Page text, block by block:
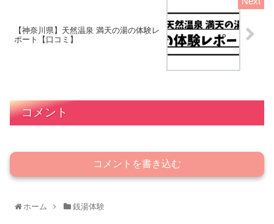
【神奈川県】天然温泉 満天の湯の体験レ
ポート【口コミ】
コメント
コメントを書き込む
ホーム 銭湯体験